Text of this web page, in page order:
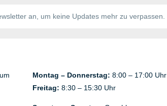
Montag – Donnerstag: 8:00 – 17:00 Uhr
Freitag: 8:30 – 15:30 Uhr